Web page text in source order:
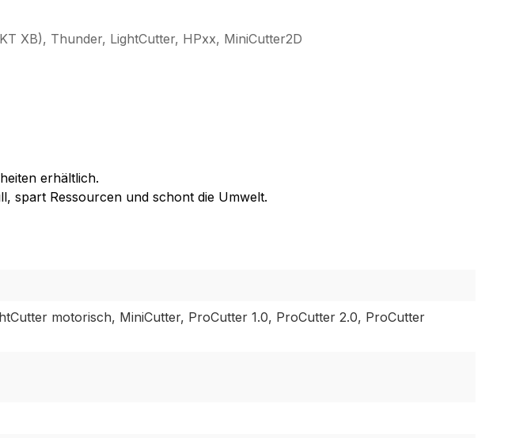
XB), Thunder, LightCutter, HPxx, MiniCutter2D
erhältlich.
spart Ressourcen und schont die Umwelt.
motorisch, MiniCutter, ProCutter 1.0, ProCutter 2.0, ProCutter